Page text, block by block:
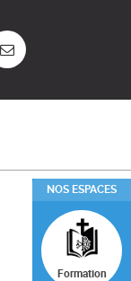
NOS ESPACES
Formation